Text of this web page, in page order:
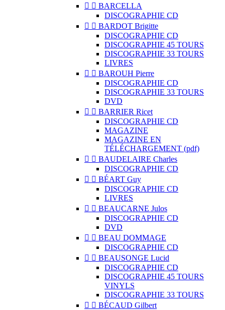
  BARCELLA
DISCOGRAPHIE CD
  BARDOT Brigitte
DISCOGRAPHIE CD
DISCOGRAPHIE 45 TOURS
DISCOGRAPHIE 33 TOURS
LIVRES
  BAROUH Pierre
DISCOGRAPHIE CD
DISCOGRAPHIE 33 TOURS
DVD
  BARRIER Ricet
DISCOGRAPHIE CD
MAGAZINE
MAGAZINE EN
TÉLÉCHARGEMENT (pdf)
  BAUDELAIRE Charles
DISCOGRAPHIE CD
  BÉART Guy
DISCOGRAPHIE CD
LIVRES
  BEAUCARNE Julos
DISCOGRAPHIE CD
DVD
  BEAU DOMMAGE
DISCOGRAPHIE CD
  BEAUSONGE Lucid
DISCOGRAPHIE CD
DISCOGRAPHIE 45 TOURS
VINYLS
DISCOGRAPHIE 33 TOURS
  BÉCAUD Gilbert